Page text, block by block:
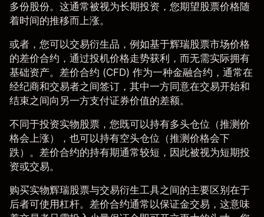
多份股份。这通常被视为长期投资，您期望股票价格随
着时间的推移而上涨。
或者，您可以交易衍生品，例如基于辉瑞股票市场价格
的差价合约 ，通过投机价格走势获利，而无需实际拥有
基础资产。差价合约 (CFD) 作为一种金融合约，通常在
经纪商和交易者之间签订，其中一方同意在交易开始和
结束之间向另一方支付证券价值的差额。
不同于投资实物股票，您既可以持有多头仓位（推测价
格会上涨），也可以持有空头仓位（推测价格会下
跌）。差价合约的持有期通常较短，因此被视为短期投
资或交易。
购买实物辉瑞股票与交易衍生工具之间的主要区别在于
后者可使用杠杆。差价合约通常以保证金交易 ，这意味